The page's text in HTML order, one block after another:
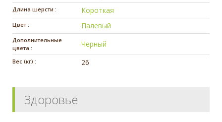
Длина шерсти : Короткая
Цвет : Палевый
Дополнительные
цвета :
Черный
Вес (кг) : 26
Здоровье